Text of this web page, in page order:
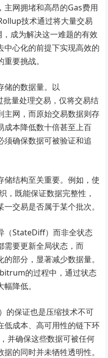
主网拥堵和高昂的Gas费用
技术通过将大量交易
成为解决这一难题的有效
中心化的前提下实现高效的
要挑战。
储的数据量。以
量处理交易，仅将交易结
主网，而原始交易数据则存
成本降低数十倍甚至上百
须确保数据可被验证和追
储结构至关重要。例如，使
，既能保证数据完整性，
交易是否属于某个批次。
（StateDiff）而非全状态
需要更新全局状态，而
部分，显著减少数据量。
的过程中，通过状态
降低。
的保证也是压缩技术不可
低成本、高可用性的链下环
并确保这些数据可被任何
的同时并未牺牲透明性。